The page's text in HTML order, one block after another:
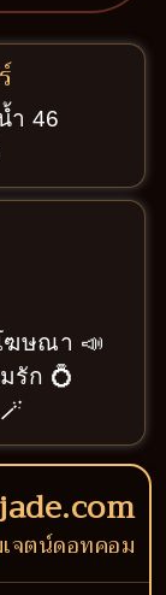
ำ 46
ฆษณา 📣
รัก 💍
จตน์ดอทคอม